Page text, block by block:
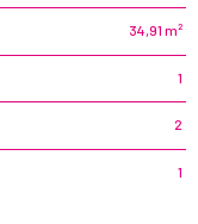
34,91 m²
1
2
1